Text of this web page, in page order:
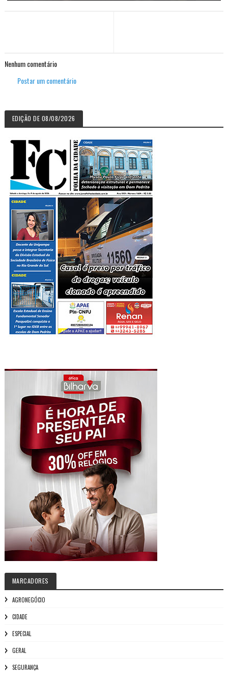
Nenhum comentário
Postar um comentário
EDIÇÃO DE 08/08/2026
MARCADORES
AGRONEGÓCIO
CIDADE
ESPECIAL
GERAL
SEGURANÇA